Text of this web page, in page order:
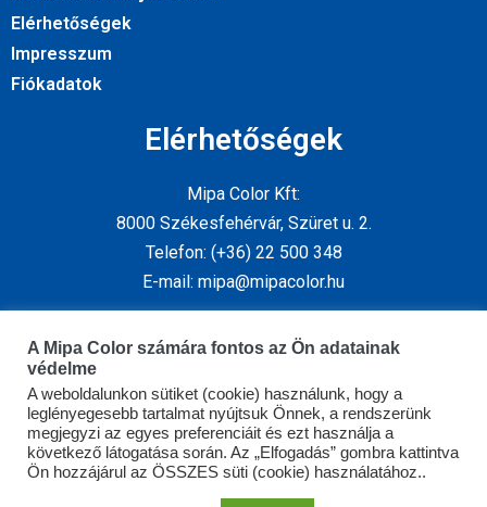
Elérhetőségek
Impresszum
Fiókadatok
Elérhetőségek
Mipa Color Kft:
8000 Székesfehérvár, Szüret u. 2.
Telefon: (+36) 22 500 348
E-mail: mipa@mipacolor.hu
Kövess minket
A Mipa Color számára fontos az Ön adatainak
védelme
A weboldalunkon sütiket (cookie) használunk, hogy a
leglényegesebb tartalmat nyújtsuk Önnek, a rendszerünk
megjegyzi az egyes preferenciáit és ezt használja a
következő látogatása során. Az „Elfogadás” gombra kattintva
Ön hozzájárul az ÖSSZES süti (cookie) használatához..